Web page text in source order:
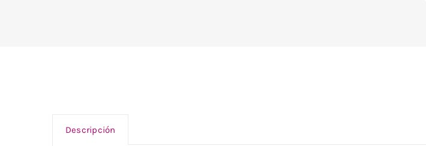
Descripción